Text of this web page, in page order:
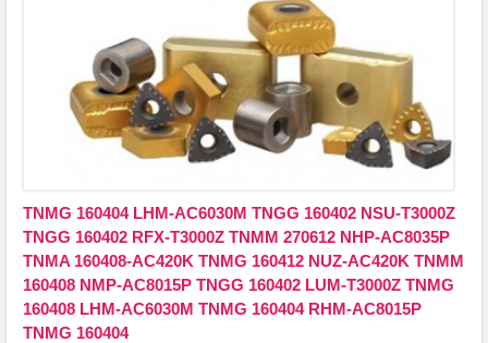
TNMG 160404 LHM-AC6030M TNGG 160402 NSU-T3000Z
TNGG 160402 RFX-T3000Z ​​​​​​​TNMM 270612 NHP-AC8035P
TNMA 160408-AC420K TNMG 160412 NUZ-AC420K TNMM
160408 NMP-AC8015P TNGG 160402 LUM-T3000Z TNMG
160408 LHM-AC6030M TNMG 160404 RHM-AC8015P
TNMG 160404